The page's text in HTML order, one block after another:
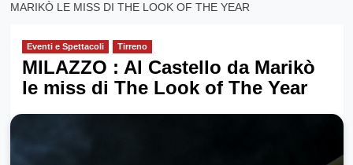
MARIKÒ LE MISS DI THE LOOK OF THE YEAR
Eventi e Spettacoli Tirreno
MILAZZO : Al Castello da Marikò
le miss di The Look of The Year